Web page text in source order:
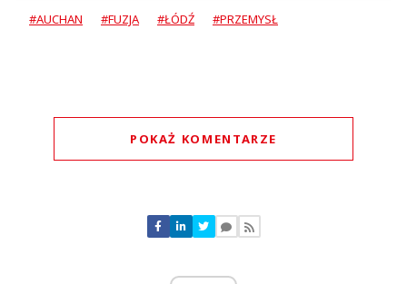
#AUCHAN #FUZJA #ŁÓDŹ #PRZEMYSŁ
POKAŻ KOMENTARZE
Nie znaleziono komentarzy
Zostaw swoje komentarze